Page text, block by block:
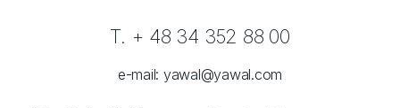
T. + 48 34 352 88 00
e-mail: yawal@yawal.com